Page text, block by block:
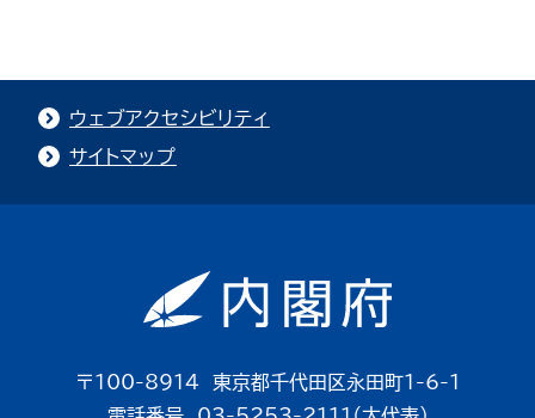
ウェブアクセシビリティ
サイトマップ
〒100-8914 東京都千代田区永田町1-6-1